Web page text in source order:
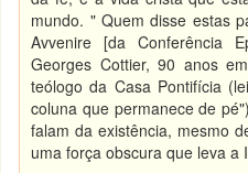
mundo. " Quem disse estas
Avvenire [da Conferência
Georges Cottier, 90 anos
teólogo da Casa Pontifícia
coluna que permanece de
falam da existência, mesmo
uma força obscura que leva a